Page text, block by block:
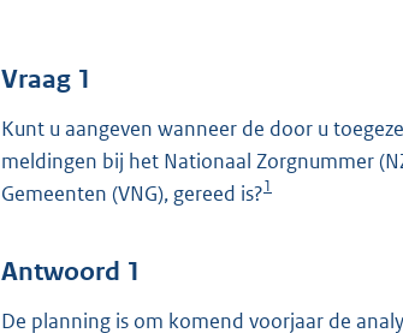
Vraag 1
Kunt u aangeven wanneer de door u
meldingen bij het Nationaal Zorgnummer
Gemeenten (VNG), gereed is?1
Antwoord 1
De planning is om komend voorjaar de